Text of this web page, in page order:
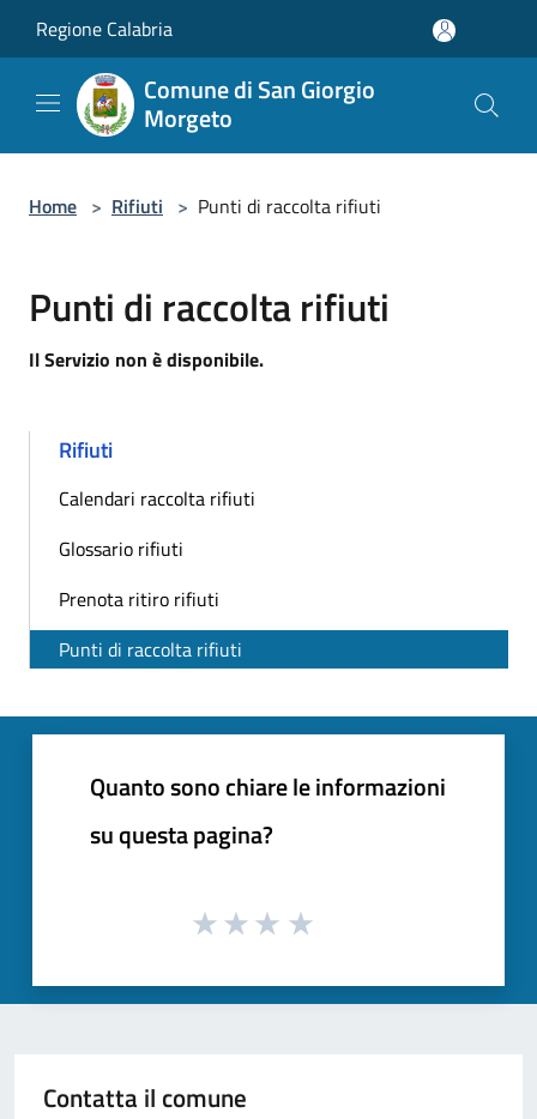
Regione Calabria
Comune di San Giorgio
Morgeto
Home > Rifiuti > Punti di raccolta rifiuti
Punti di raccolta rifiuti
Il Servizio non è disponibile.
Rifiuti
Calendari raccolta rifiuti
Glossario rifiuti
Prenota ritiro rifiuti
Punti di raccolta rifiuti
Quanto sono chiare le informazioni
su questa pagina?
Contatta il comune